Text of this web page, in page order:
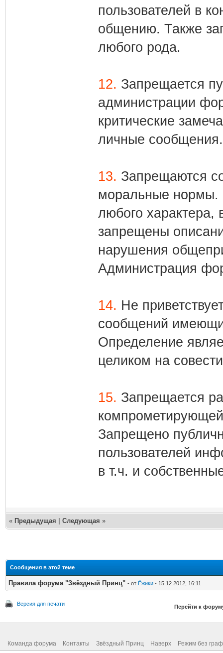
пользователей в
общению. Также
любого рода.
12. Запрещается
администрации
критические
личные
13. Запрещаются
моральные нормы.
любого характера,
запрещены
нарушения
Администрация
14. Не
сообщений
Определение
целиком на
15. Запрещается
Запрещено
пользователей
в т.ч. и
« Предыдущая Следующая »
Сообщения в этой теме
Правила форума "Звёздный Принц" - от Ёжики - 15.12.2012, 16:11
Версия для печати Перейти к
Команда форума Контакты Звёздный Принц Наверх Режим без